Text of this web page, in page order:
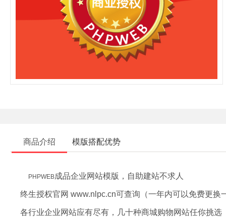
商品介绍 模版搭配优势
PHPWEB成品企业网站模版，自助建站不求人
终生授权官网 www.nlpc.cn可查询（一年内可以免费更
各行业企业网站应有尽有，几十种商城购物网站任你挑选